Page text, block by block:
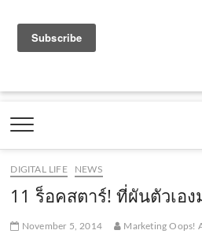
a
e
b
o
o
o
t
b
e
.
.
o
e
m
e
t
g
r
a
t
k
c
DIGITAL | CREATIVE |
DIGITAL LIFE NEWS
11 ร็อคสตาร์! ที่ผันตัวเอง
November 5, 2014 Marketing Oops!